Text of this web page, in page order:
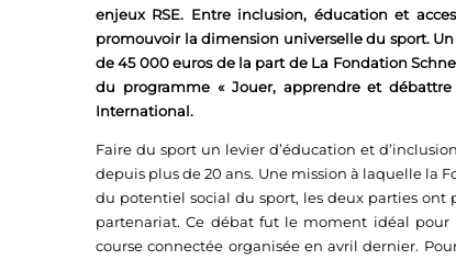
enjeux RSE. Entre inclusion, éducation et
promouvoir la dimension universelle du sport.
de 45 000 euros de la part de La Fondation
du programme « Jouer, apprendre et
International.
Faire du sport un levier d’éducation et
depuis plus de 20 ans. Une mission à laquelle la
du potentiel social du sport, les deux parties ont
partenariat. Ce débat fut le moment idéal pour
course connectée organisée en avril dernier.